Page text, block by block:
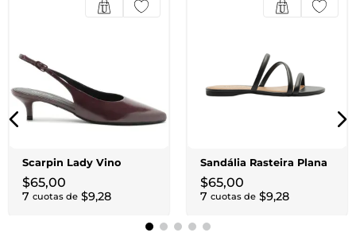
Scarpin Lady Vino
$65,00
7 cuotas de $9,28
Sandália Rasteira Plana
$65,00
7 cuotas de $9,28